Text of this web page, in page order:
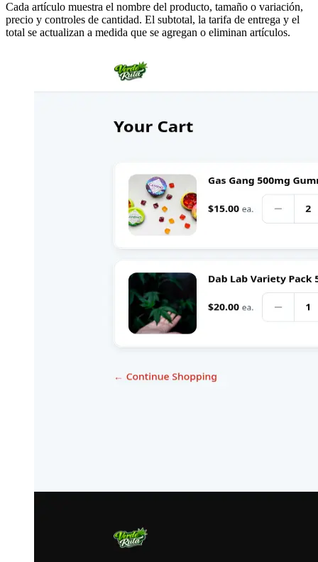
Cada artículo muestra el nombre del producto, tamaño o variación,
precio y controles de cantidad. El subtotal, la tarifa de entrega y el
total se actualizan a medida que se agregan o eliminan artículos.